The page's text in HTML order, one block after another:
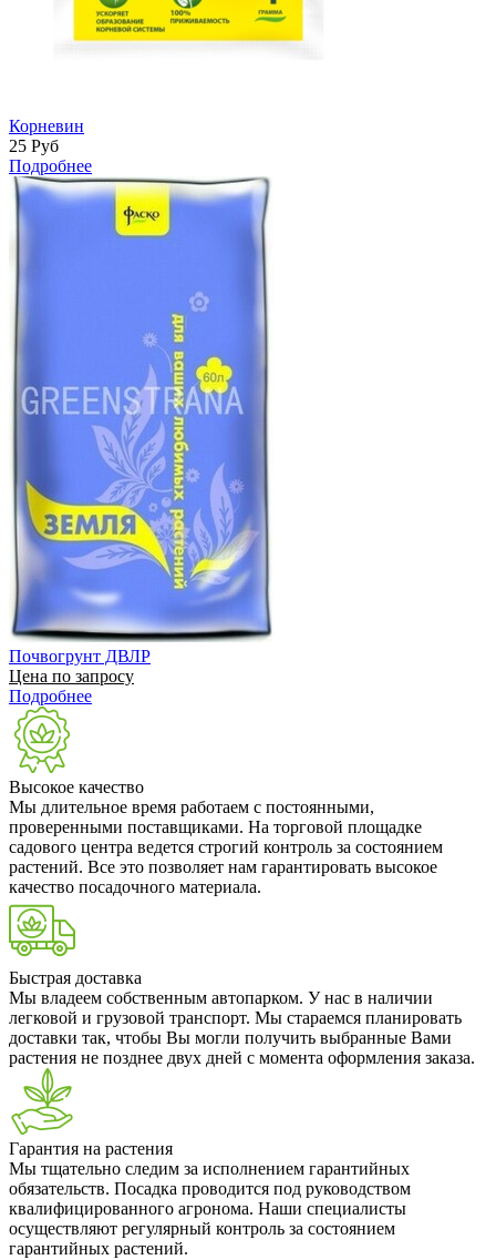
Корневин
25 Руб
Подробнее
Почвогрунт ДВЛР
Цена по запросу
Подробнее
Высокое качество
Мы длительное время работаем с постоянными,
проверенными поставщиками. На торговой площадке
садового центра ведется строгий контроль за состоянием
растений. Все это позволяет нам гарантировать высокое
качество посадочного материала.
Быстрая доставка
Мы владеем собственным автопарком. У нас в наличии
легковой и грузовой транспорт. Мы стараемся планировать
доставки так, чтобы Вы могли получить выбранные Вами
растения не позднее двух дней с момента оформления заказа.
Гарантия на растения
Мы тщательно следим за исполнением гарантийных
обязательств. Посадка проводится под руководством
квалифицированного агронома. Наши специалисты
осуществляют регулярный контроль за состоянием
гарантийных растений.